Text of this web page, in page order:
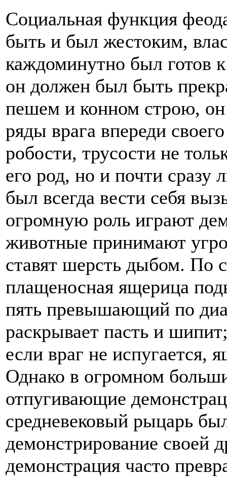
Социальная функция
быть и был жестоким,
каждоминутно был готов
он должен был быть
пешем и конном строю,
ряды врага впереди
робости, трусости не
его род, но и почти
был всегда вести себя
огромную роль играют
животные принимают
ставят шерсть дыбом. По
плащеносная ящерица
пять превышающий по
раскрывает пасть и
если враг не испугается,
Однако в огромном
отпугивающие
средневековый рыцарь
демонстрирование своей
демонстрация часто